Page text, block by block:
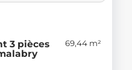
3 pièces
69,44 m²